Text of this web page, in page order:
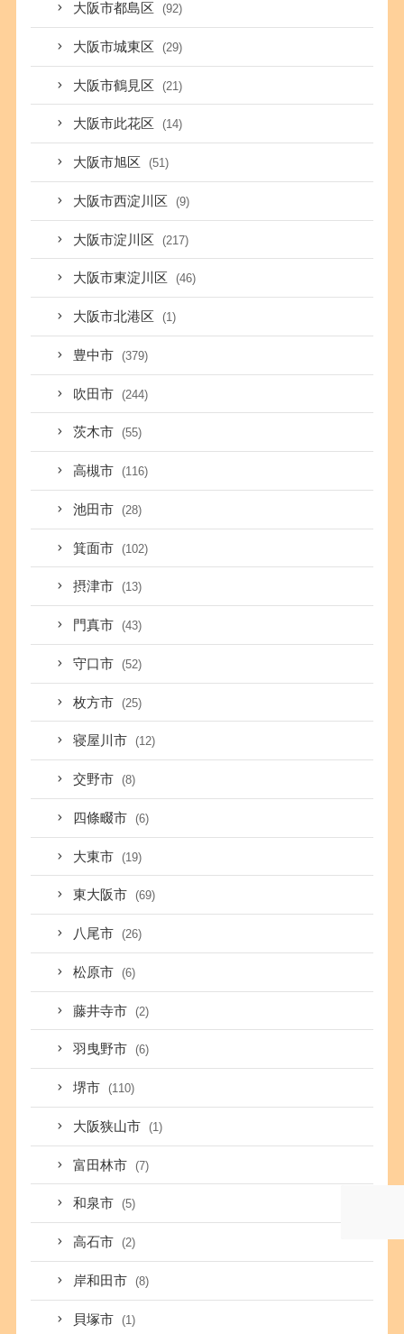
大阪市都島区 (92)
大阪市城東区 (29)
大阪市鶴見区 (21)
大阪市此花区 (14)
大阪市旭区 (51)
大阪市西淀川区 (9)
大阪市淀川区 (217)
大阪市東淀川区 (46)
大阪市北港区 (1)
豊中市 (379)
吹田市 (244)
茨木市 (55)
高槻市 (116)
池田市 (28)
箕面市 (102)
摂津市 (13)
門真市 (43)
守口市 (52)
枚方市 (25)
寝屋川市 (12)
交野市 (8)
四條畷市 (6)
大東市 (19)
東大阪市 (69)
八尾市 (26)
松原市 (6)
藤井寺市 (2)
羽曳野市 (6)
堺市 (110)
大阪狭山市 (1)
富田林市 (7)
和泉市 (5)
高石市 (2)
岸和田市 (8)
貝塚市 (1)